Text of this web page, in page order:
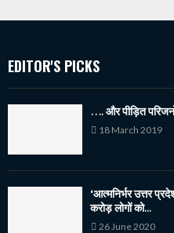
EDITOR'S PICKS
…. और पीड़ित
18 March 2019
‘आत्मनिर्भर उत्तर
करोड़ लोगों को...
26 June 2020